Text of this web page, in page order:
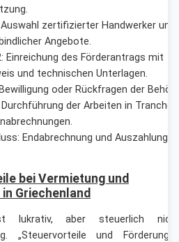
zertifizierter Handwerker und
Angebote.
Einreichung des Förderantrags mit
und technischen Unterlagen.
oder Rückfragen der
der Arbeiten in Tranchen
Endabrechnung und Auszahlung
bei Vermietung und
Griechenland
ist lukrativ, aber steuerlich
„Steuervorteile und